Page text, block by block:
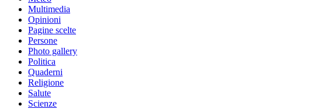
Multimedia
Opinioni
Pagine scelte
Persone
Photo gallery
Politica
Quaderni
Religione
Salute
Scienze